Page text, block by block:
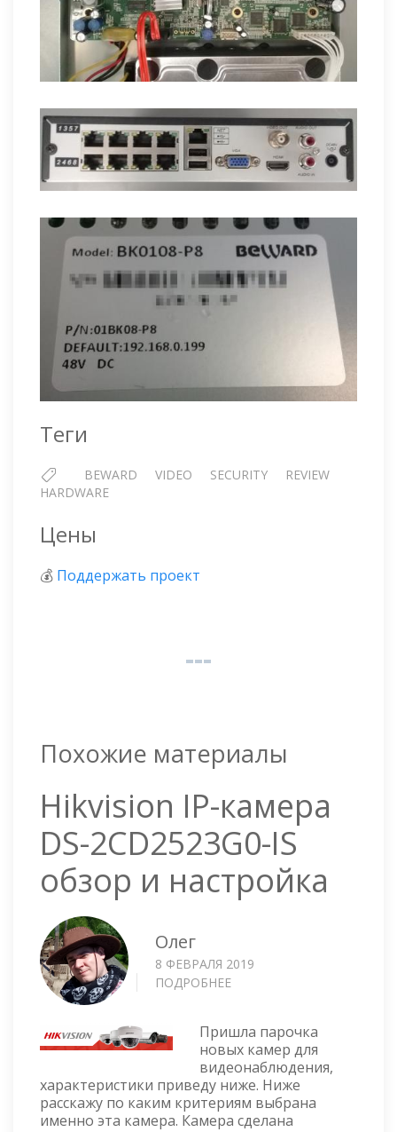
Теги
BEWARD VIDEO SECURITY
REVIEW
HARDWARE
Цены
💰 Поддержать проект
Похожие материалы
Hikvision IP-камера
DS-2CD2523G0-IS
обзор и настройка
Олег
8 ФЕВРАЛЯ 2019
ПОДРОБНЕЕ
КАМЕРА
DS-
2CD2523G0-
IS
ОБЗОР
Пришла парочка
новых камер для
видеонаблюдения,
характеристики приведу ниже. Ниже
расскажу по каким критериям выбрана
именно эта камера. Камера сделана